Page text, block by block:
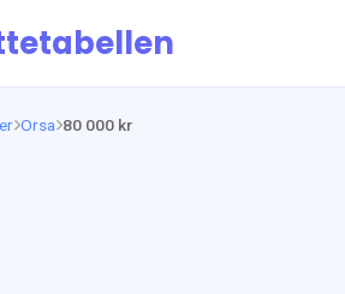
Orsa 80 000 kr